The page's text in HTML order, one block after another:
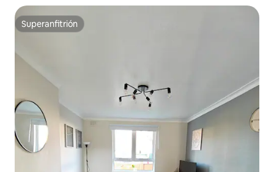
Superanfitrión
Superanfitrión